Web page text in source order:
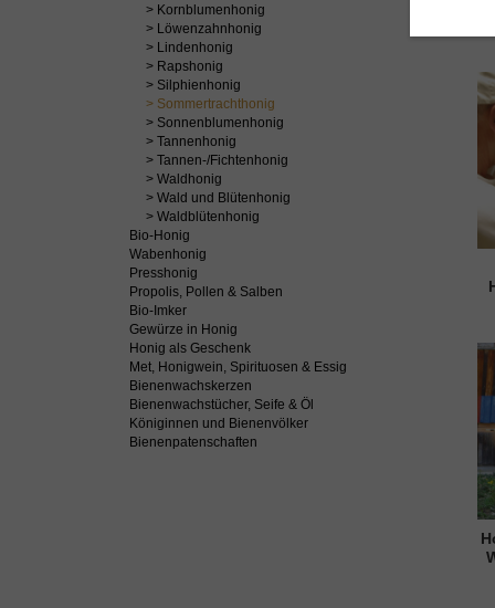
> Kornblumenhonig
> Löwenzahnhonig
> Lindenhonig
> Rapshonig
> Silphienhonig
> Sommertrachthonig
> Sonnenblumenhonig
> Tannenhonig
> Tannen-/Fichtenhonig
> Waldhonig
> Wald und Blütenhonig
> Waldblütenhonig
Bio-Honig
Wabenhonig
Presshonig
Propolis, Pollen & Salben
Bio-Imker
Gewürze in Honig
Honig als Geschenk
Met, Honigwein, Spirituosen & Essig
Bienenwachskerzen
Bienenwachstücher, Seife & Öl
Königinnen und Bienenvölker
Bienenpatenschaften